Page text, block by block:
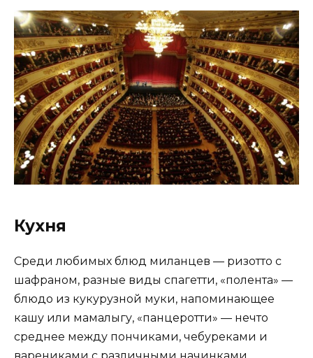
Кухня
Среди любимых блюд миланцев — ризотто с
шафраном, разные виды спагетти, «полента» —
блюдо из кукурузной муки, напоминающее
кашу или мамалыгу, «панцеротти» — нечто
среднее между пончиками, чебуреками и